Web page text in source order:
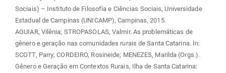
Sociais) – Instituto de Filosofia e Ciências Sociais, Universidade
Estadual de Campinas (UNICAMP), Campinas, 2015.
AGUIAR, Vilênia; STROPASOLAS, Valmir. As problemáticas de
gênero e geração nas comunidades rurais de Santa Catarina. In:
SCOTT, Parry; CORDEIRO, Rosineide; MENEZES, Marilda (Orgs.).
Gênero e Geração em Contextos Rurais, Ilha de Santa Catarina: